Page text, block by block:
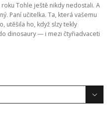
Tohle ještě nikdy nedostali. A
Paní učitelka. Ta, která vašemu
utěšila ho, když slzy tekly
dinosaury — i mezi čtyřiadvaceti